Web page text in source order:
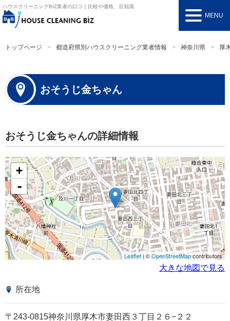
ハウスクリーニングBIZ業者の口コミ比較や価格、豆知識
MENU
トップページ 都道府県別ハウスクリーニング業者情報 神奈川県 厚
おそうじ金ちゃん
おそうじ金ちゃんの詳細情報
+
-
Leaflet| ©OpenStreetMapcontributors
大きな地図で見る
所在地
〒243-0815神奈川県厚木市妻田西３丁目２６−２２